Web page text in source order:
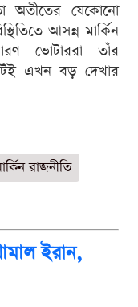
অতীতের যেকোনো
আসন্ন মার্কিন
ভোটাররা তাঁর
এখন বড় দেখার
রাজনীতি
ইরান,